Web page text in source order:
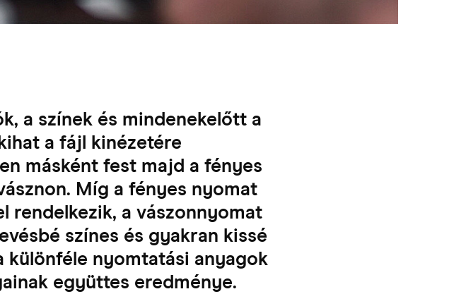
a színek és mindenekelőtt a
a fájl kinézetére
másként fest majd a fényes
Míg a fényes nyomat
rendelkezik, a vászonnyomat
színes és gyakran kissé
különféle nyomtatási anyagok
együttes eredménye.